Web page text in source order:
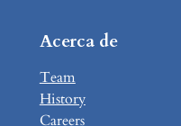
Acerca de
Team
History
Careers